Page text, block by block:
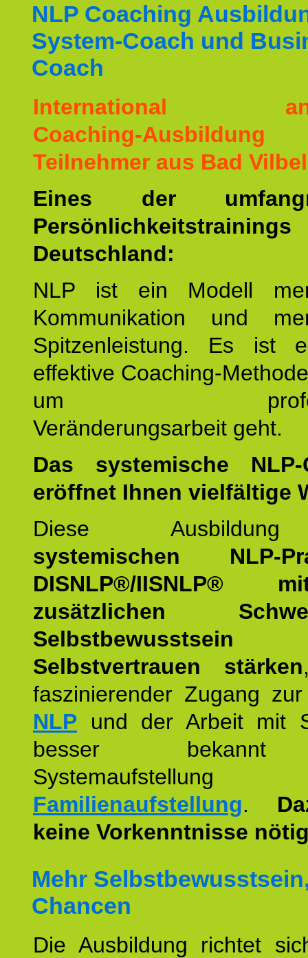
NLP Coaching
System-Coach und
Coach
International
Coaching-
Teilnehmer aus Bad
Eines der
Deutschland:
NLP ist ein Modell
Kommunikation und
Spitzenleistung. Es ist
effektive Coaching-
um
Veränderungsarbeit geht.
Das systemische NLP-
eröffnet Ihnen vielfältige
Diese
systemischen NLP-
DISNLP®/IISNLP®
zusätzlichen
Selbstvertrauen stärken
faszinierender Zugang
NLP und der Arbeit mit
besser
Familienaufstellung.
keine Vorkenntnisse
Mehr
Chancen
Die Ausbildung richtet